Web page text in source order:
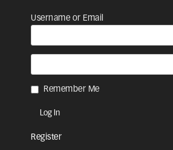
Username or Email
Remember Me
Register